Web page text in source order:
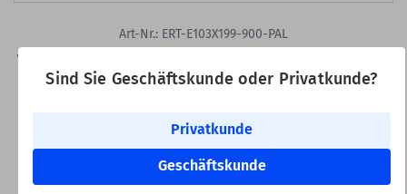
Sind Sie Geschäftskunde oder Privatkunde?
Privatkunde
Geschäftskunde
Art-Nr.: ERT-E103X199-900-PAL
Versandetiketten, Thermo-Eco/Thermo-Top,
103 x 199 mm
Thermoetiketten, weiß, permanent klebend, Trägerperforation,
103 x 199 mm, 3 Zoll (76,2 mm) Rollenkern, 180.000 Etiketten auf
200 Rolle/n
Druckertyp:Standard- und Industriedrucker